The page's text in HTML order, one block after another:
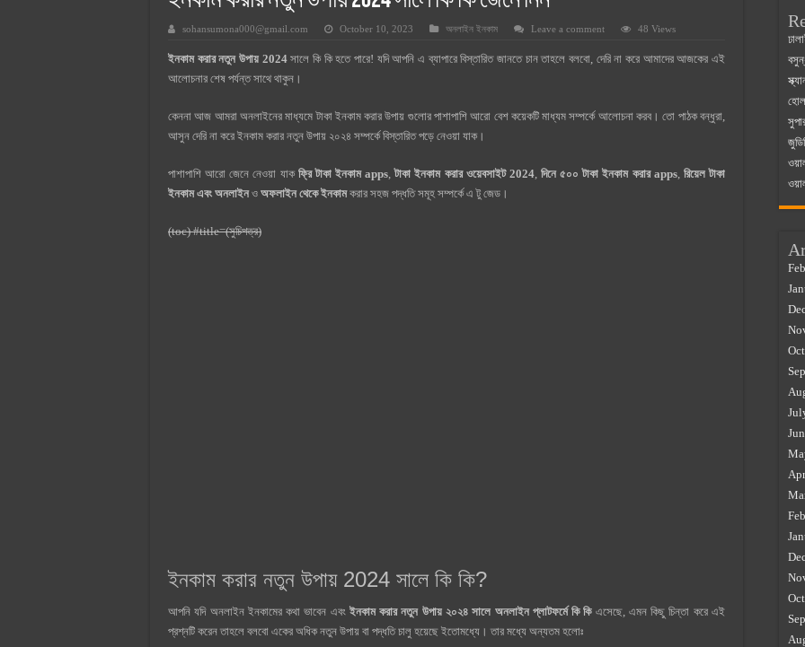
সুপারক্রিট সিমেন্ট দাম ২০২৫
জুডিশিয়াল ম্যাজিস্ট্রেট কি? জুডিশিয়াল ম্যাজিস্ট্রেট এর সুযোগ সুবিধা
ওয়ালটন মোবাইল কিস্তিতে কেনার নিয়ম ২০২৫
গ্রামে লাভজনক ব্যবসা ২০২৫ ও গ্রামের বাজারে ব্যবসার আইডিয়া
sohansumona000@gmail.com October 10, 2023 অনলাইন ইনকাম Leave a comment 48 Views
ইনকাম করার নতুন উপায় 2024সালে কি কি হতে পারে! যদি আপনি এ ব্যাপারে বিস্তারিত জানতে চান তাহলে বলবো, দেরি না করে আমাদের আজকের এই
আলোচনার শেষ পর্যন্ত সাথে থাকুন।
কেননা আজ আমরা অনলাইনের মাধ্যমে টাকা ইনকাম করার উপায় গুলোর পাশাপাশি আরো বেশ কয়েকটি মাধ্যম সম্পর্কে আলোচনা করব। তো পাঠক বন্ধুরা,
আসুন দেরি না করে ইনকাম করার নতুন উপায় ২০২৪ সম্পর্কে বিস্তারিত পড়ে নেওয়া যাক।
পাশাপাশি আরো জেনে নেওয়া যাক ফ্রি টাকা ইনকাম apps,টাকা ইনকাম করার ওয়েবসাইট 2024,দিনে ৫০০ টাকা ইনকাম করার apps, রিয়েল টাকা
ইনকাম এবং অনলাইনও অফলাইন থেকে ইনকামকরার সহজ পদ্ধতি সমূহ সম্পর্কে এ টু জেড।
(toc) #title=(সুচিপত্র)
ইনকাম করার নতুন উপায় 2024 সালে কি কি?
আপনি যদি অনলাইন ইনকামের কথা ভাবেন এবং ইনকাম করার নতুন উপায় ২০২৪ সালে অনলাইন প্লাটফর্মে কি কিএসেছে, এমন কিছু চিন্তা করে এই
প্রশ্নটি করেন তাহলে বলবো একের অধিক নতুন উপায় বা পদ্ধতি চালু হয়েছে ইতোমধ্যে। তার মধ্যে অন্যতম হলোঃ